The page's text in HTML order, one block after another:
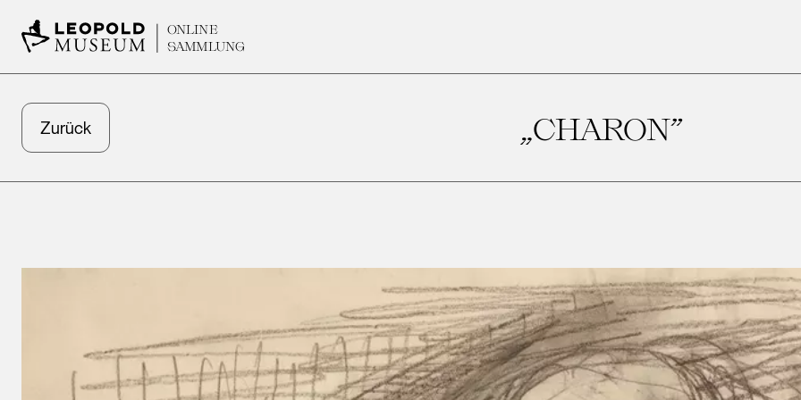
ONLINE
SAMMLUNG
Zurück „CHARON”